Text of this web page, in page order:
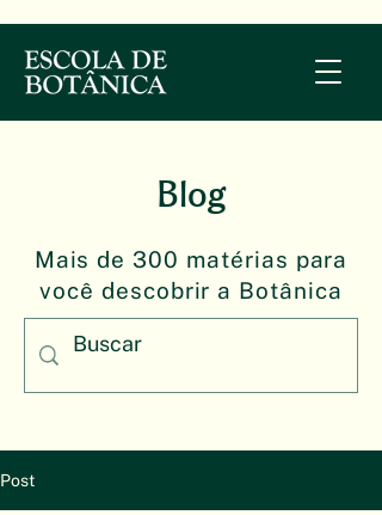
Blog
Mais de 300 matérias para
você descobrir a Botânica
Post